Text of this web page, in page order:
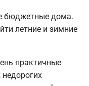
бюджетные дома.
летние и зимние
практичные